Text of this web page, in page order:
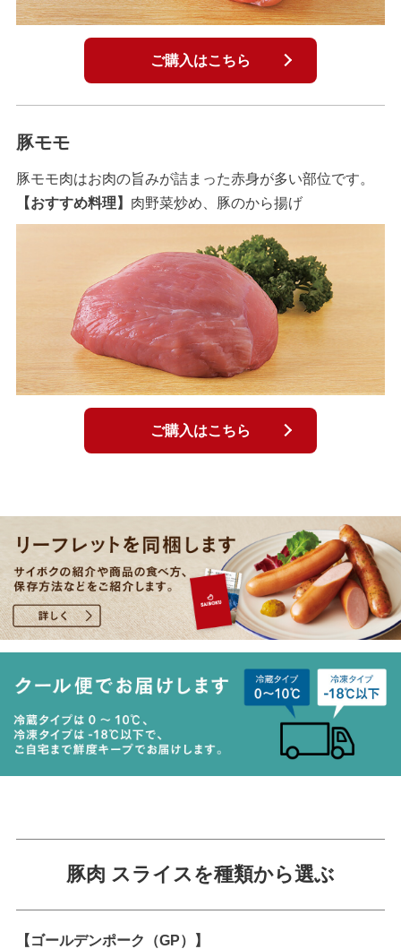
ご購入はこちら
豚モモ
豚モモ肉はお肉の旨みが詰まった赤身が多い部位です。
【おすすめ料理】 肉野菜炒め、豚のから揚げ
ご購入はこちら
豚肉 スライスを種類から選ぶ
【ゴールデンポーク（GP）】